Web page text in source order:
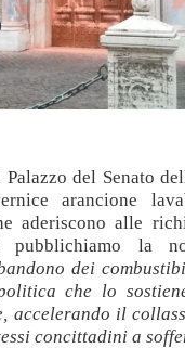
del Senato
arancione
aderiscono alle
la
dei
che lo
accelerando il
concittadini a